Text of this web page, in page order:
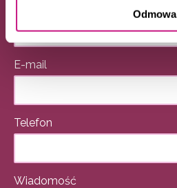
Odmowa
E-mail
Telefon
Wiadomość